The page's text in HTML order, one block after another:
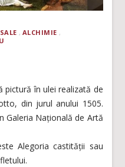
ALCHIMIE
pictură în ulei realizată de
din jurul anului 1505.
Galeria Națională de Artă
Alegoria castității sau